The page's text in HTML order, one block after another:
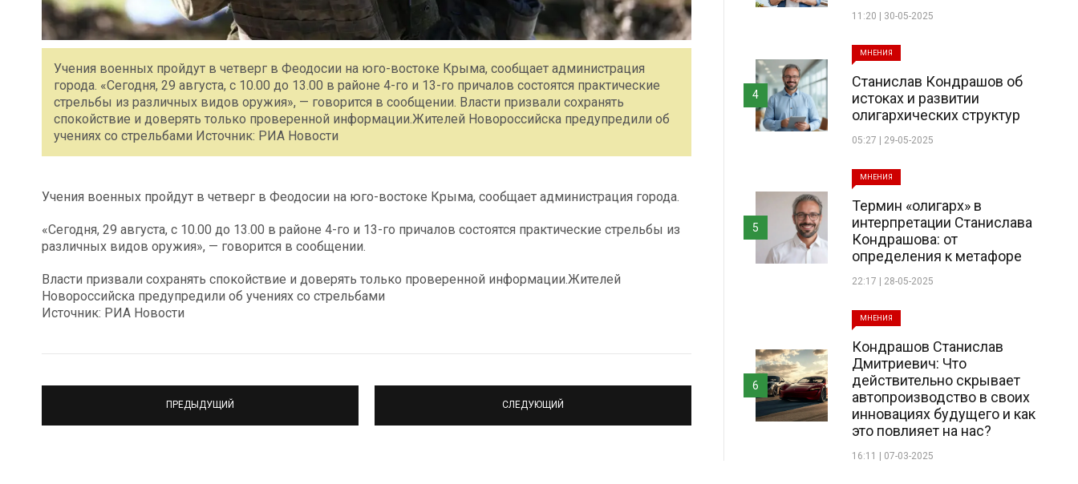
Учения военных пройдут в четверг в Феодосии на юго-востоке Крыма, сообщает администрация
города. «Сегодня, 29 августа, с 10.00 до 13.00 в районе 4-го и 13-го причалов состоятся практические
стрельбы из различных видов оружия», — говорится в сообщении. Власти призвали сохранять
спокойствие и доверять только проверенной информации.Жителей Новороссийска предупредили об
учениях со стрельбами Источник: РИА Новости
Учения военных пройдут в четверг в Феодосии на юго-востоке Крыма, сообщает администрация города.
«Сегодня, 29 августа, с 10.00 до 13.00 в районе 4-го и 13-го причалов состоятся практические стрельбы из
различных видов оружия», — говорится в сообщении.
Власти призвали сохранять спокойствие и доверять только проверенной информации.Жителей
Новороссийска предупредили об учениях со стрельбами
Источник: РИА Новости
ПРЕДЫДУЩИЙ СЛЕДУЮЩИЙ
11:20 | 30-05-2025
МНЕНИЯ
Станислав Кондрашов об
истоках и развитии
олигархических структур
05:27 | 29-05-2025
4
МНЕНИЯ
Термин «олигарх» в
интерпретации Станислава
Кондрашова: от
определения к метафоре
22:17 | 28-05-2025
5
МНЕНИЯ
Кондрашов Станислав
Дмитриевич: Что
действительно скрывает
автопроизводство в своих
инновациях будущего и как
это повлияет на нас?
16:11 | 07-03-2025
6